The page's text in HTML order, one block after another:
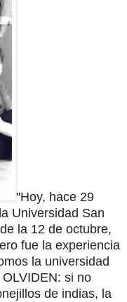
"Hoy, hace 29
Universidad San
la 12 de octubre,
fue la experiencia
la universidad
si no
de indias, la